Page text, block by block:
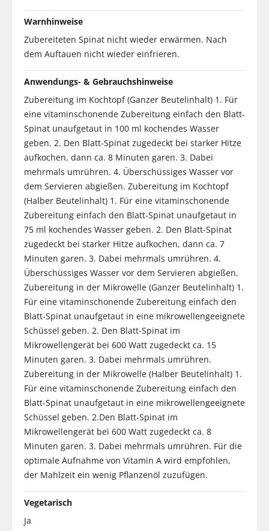
Warnhinweise
Zubereiteten Spinat nicht wieder erwärmen. Nach
dem Auftauen nicht wieder einfrieren.
Anwendungs- & Gebrauchshinweise
Zubereitung im Kochtopf (Ganzer Beutelinhalt) 1. Für
eine vitaminschonende Zubereitung einfach den Blatt-
Spinat unaufgetaut in 100 ml kochendes Wasser
geben. 2. Den Blatt-Spinat zugedeckt bei starker Hitze
aufkochen, dann ca. 8 Minuten garen. 3. Dabei
mehrmals umrühren. 4. Überschüssiges Wasser vor
dem Servieren abgießen. Zubereitung im Kochtopf
(Halber Beutelinhalt) 1. Für eine vitaminschonende
Zubereitung einfach den Blatt-Spinat unaufgetaut in
75 ml kochendes Wasser geben. 2. Den Blatt-Spinat
zugedeckt bei starker Hitze aufkochen, dann ca. 7
Minuten garen. 3. Dabei mehrmals umrühren. 4.
Überschüssiges Wasser vor dem Servieren abgießen.
Zubereitung in der Mikrowelle (Ganzer Beutelinhalt) 1.
Für eine vitaminschonende Zubereitung einfach den
Blatt-Spinat unaufgetaut in eine mikrowellengeeignete
Schüssel geben. 2. Den Blatt-Spinat im
Mikrowellengerät bei 600 Watt zugedeckt ca. 15
Minuten garen. 3. Dabei mehrmals umrühren.
Zubereitung in der Mikrowelle (Halber Beutelinhalt) 1.
Für eine vitaminschonende Zubereitung einfach den
Blatt-Spinat unaufgetaut in eine mikrowellengeeignete
Schüssel geben. 2.Den Blatt-Spinat im
Mikrowellengerät bei 600 Watt zugedeckt ca. 8
Minuten garen. 3. Dabei mehrmals umrühren. Für die
optimale Aufnahme von Vitamin A wird empfohlen,
der Mahlzeit ein wenig Pflanzenöl zuzufügen.
Vegetarisch
Ja